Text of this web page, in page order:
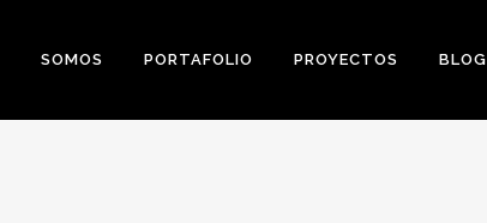
SOMOS PORTAFOLIO PROYECTOS BLOG